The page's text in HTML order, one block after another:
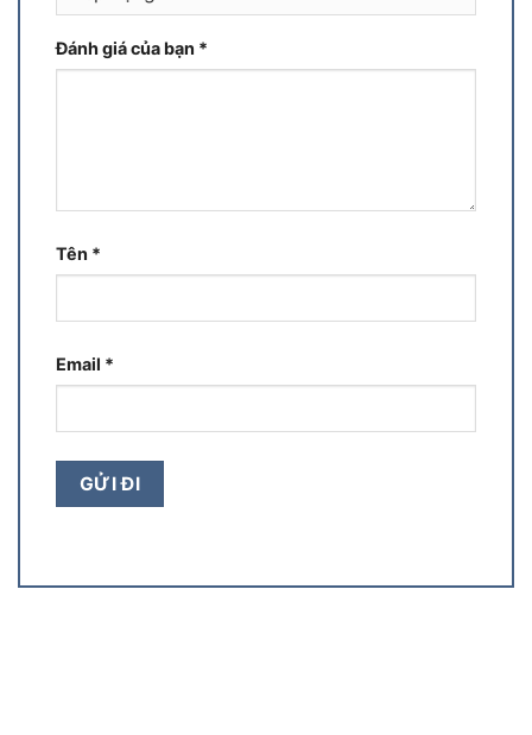
Đánh giá của bạn *
Tên *
Email *